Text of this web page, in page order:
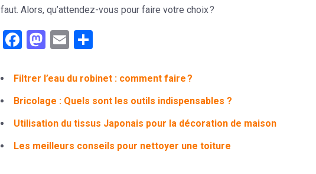
faut. Alors, qu’attendez-vous pour faire votre choix ?
Facebook
Mastodon
Email
Filtrer l’eau du robinet : comment faire ?
Bricolage : Quels sont les outils indispensables ?
Utilisation du tissus Japonais pour la décoration de maison
Les meilleurs conseils pour nettoyer une toiture